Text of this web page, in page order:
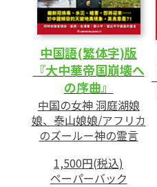
中国語(繁体字)版
『大中華帝国崩壊へ
の序曲』
中国の女神 洞庭湖娘
娘、泰山娘娘/アフリカ
のズールー神の霊言
1,500円(税込)
ペーパーバック